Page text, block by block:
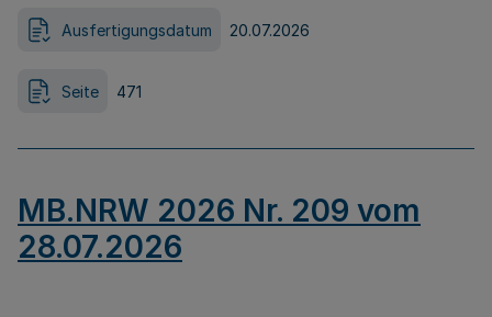
Ausfertigungsdatum 20.07.2026
Seite 471
MB.NRW 2026 Nr. 209 vom
28.07.2026